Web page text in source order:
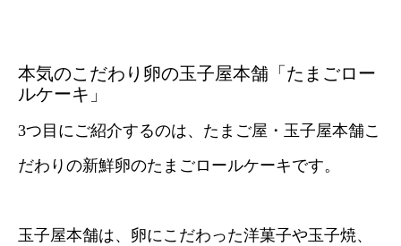
本気のこだわり卵の玉子屋本舗「たまごロー
ルケーキ」
3つ目にご紹介するのは、たまご屋・玉子屋本舗こ
だわりの新鮮卵のたまごロールケーキです。
玉子屋本舗は、卵にこだわった洋菓子や玉子焼、